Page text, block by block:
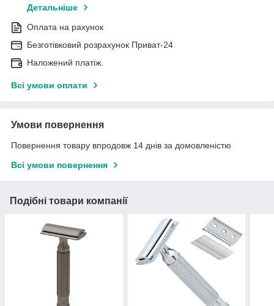
Детальніше
Оплата на рахунок
Безготівковий розрахунок Приват-24
Наложений платіж.
Всі умови оплати
Умови повернення
Повернення товару впродовж 14 днів за домовленістю
Всі умови повернення
Подібні товари компанії